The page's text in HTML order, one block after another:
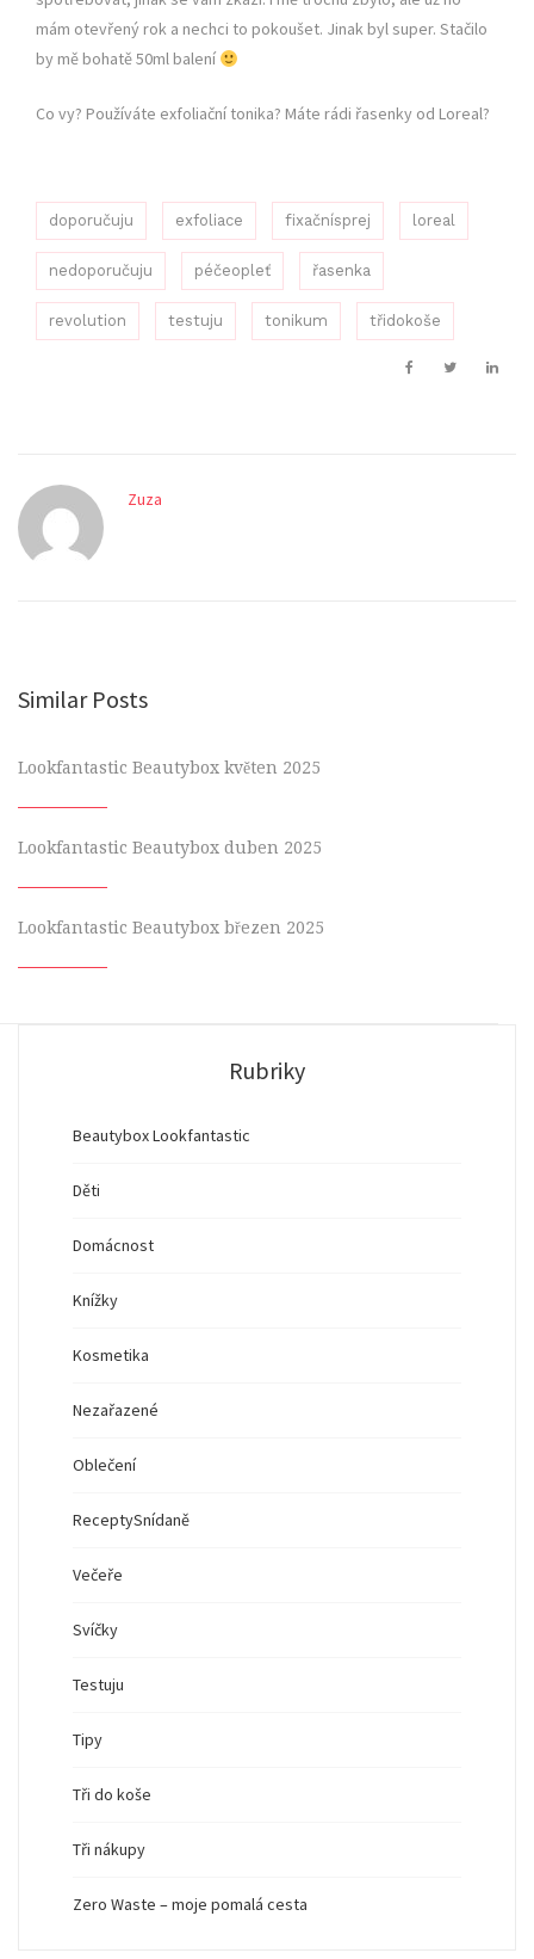
mám otevřený rok a nechci to pokoušet. Jinak byl super. Stačilo
by mě bohatě 50ml balení
Co vy? Používáte exfoliační tonika? Máte rádi řasenky od Loreal?
doporučuju exfoliace fixačnísprej loreal
nedoporučuju péčeopleť řasenka
revolution testuju tonikum třidokoše
Zuza
Similar Posts
Lookfantastic Beautybox květen 2025
Lookfantastic Beautybox duben 2025
Lookfantastic Beautybox březen 2025
Rubriky
Beautybox Lookfantastic
Děti
Domácnost
Knížky
Kosmetika
Nezařazené
Oblečení
ReceptySnídaně
Večeře
Svíčky
Testuju
Tipy
Tři do koše
Tři nákupy
Zero Waste – moje pomalá cesta